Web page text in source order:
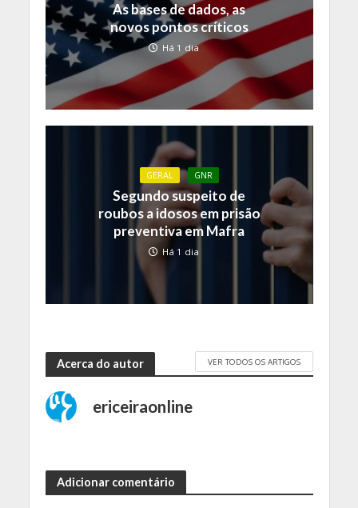
As bases de dados, as
novos pontos críticos
Há 1 dia
GERAL GNR
Segundo suspeito de
roubos a idosos em prisão
preventiva em Mafra
Há 1 dia
Acerca do autor VER TODOS OS ARTIGOS
ericeiraonline
Adicionar comentário